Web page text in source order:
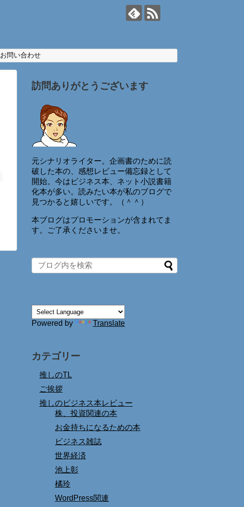
お問い合わせ
訪問ありがとうございます
元シナリオライター。企画書のために読
破した本の、感想レビュー備忘録として
開始。今はビジネス本、ネット小説書籍
化本が多い。読みたい本が私のブログで
見つかると嬉しいです。（＾＾）
本ブログはプロモーションが含まれてま
す。ご了承くださいませ。
Powered by Translate
カテゴリー
推しのTL
ご挨拶
推しのビジネス本レビュー
株、投資関連の本
お金持ちになるための本
ビジネス雑誌
世界経済
池上彰
橘玲
WordPress関連